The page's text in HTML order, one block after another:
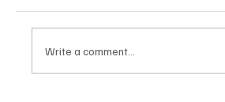
Write a comment...